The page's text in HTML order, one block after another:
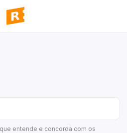
disponíveis
entende e concorda com os